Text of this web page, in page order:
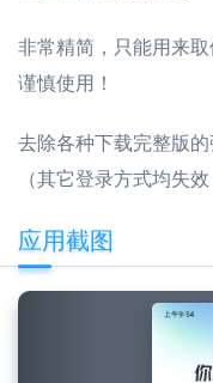
非常精简，只能用来
谨慎使用！
去除各种下载完整版
（其它登录方式均失效
应用截图